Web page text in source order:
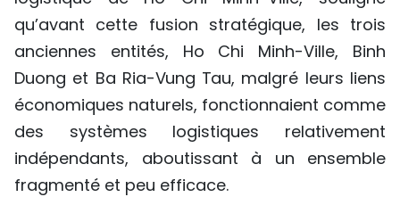
qu’avant cette fusion stratégique, les trois
anciennes entités, Ho Chi Minh-Ville, Binh
Duong et Ba Ria-Vung Tau, malgré leurs liens
économiques naturels, fonctionnaient comme
des systèmes logistiques relativement
indépendants, aboutissant à un ensemble
fragmenté et peu efficace.